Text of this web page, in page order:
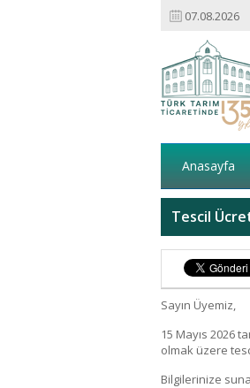
07.08.2026
Anasayfa
Tescil
Sayın Üyemiz,
15 Mayıs 2026
olmak üzere
Bilgilerinize